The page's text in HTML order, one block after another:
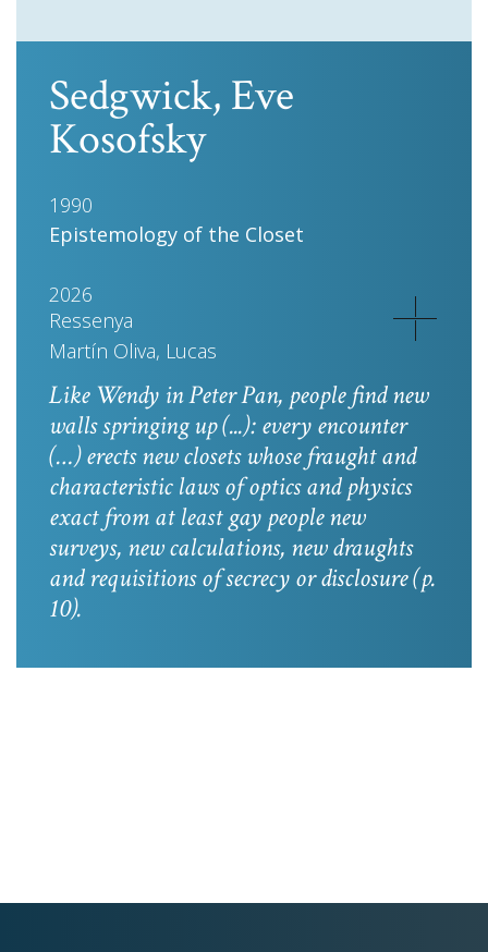
Sedgwick, Eve
Kosofsky
1990
Epistemology of the Closet
2026
Ressenya
Martín Oliva, Lucas
Like Wendy inPeter Pan, people find new
walls springing up (...): every encounter
(…) erects new closets whose fraught and
characteristic laws of optics and physics
exact from at least gay people new
surveys, new calculations, new draughts
and requisitions of secrecy or disclosure(p.
10).